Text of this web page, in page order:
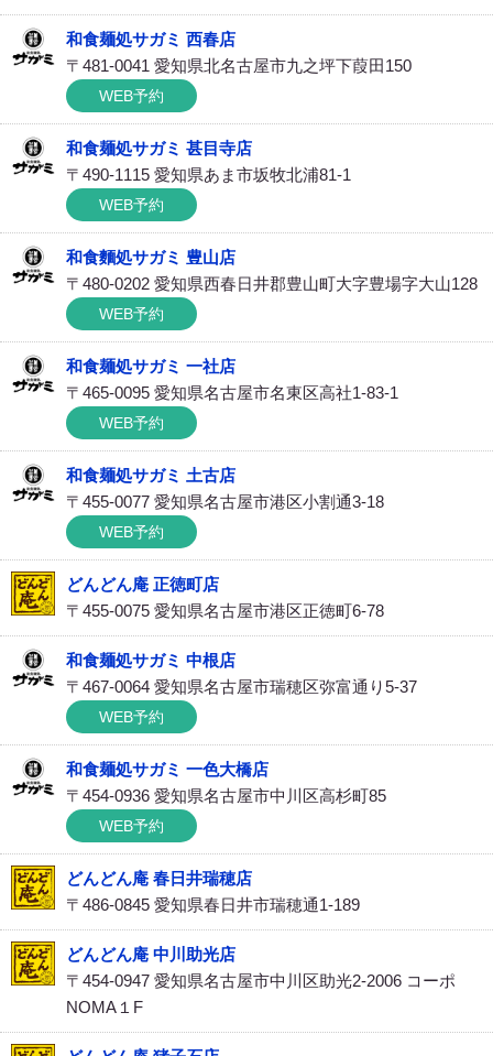
和食麺処サガミ 西春店
〒481-0041 愛知県北名古屋市九之坪下葭田150
WEB予約
和食麺処サガミ 甚目寺店
〒490-1115 愛知県あま市坂牧北浦81-1
WEB予約
和食麵処サガミ 豊山店
〒480-0202 愛知県西春日井郡豊山町大字豊場字大山128
WEB予約
和食麺処サガミ 一社店
〒465-0095 愛知県名古屋市名東区高社1-83-1
WEB予約
和食麺処サガミ 土古店
〒455-0077 愛知県名古屋市港区小割通3-18
WEB予約
どんどん庵 正徳町店
〒455-0075 愛知県名古屋市港区正徳町6-78
和食麺処サガミ 中根店
〒467-0064 愛知県名古屋市瑞穂区弥富通り5-37
WEB予約
和食麺処サガミ 一色大橋店
〒454-0936 愛知県名古屋市中川区高杉町85
WEB予約
どんどん庵 春日井瑞穂店
〒486-0845 愛知県春日井市瑞穂通1-189
どんどん庵 中川助光店
〒454-0947 愛知県名古屋市中川区助光2-2006 コーポ
NOMA１F